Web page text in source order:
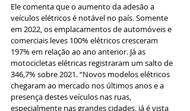
Ele comenta que o aumento da adesão a
veículos elétricos é notável no país. Somente
em 2022, os emplacamentos de automóveis e
comerciais leves 100% elétricos cresceram
197% em relação ao ano anterior. Já as
motocicletas elétricas registraram um salto de
346,7% sobre 2021. “Novos modelos elétricos
chegaram ao mercado nos últimos anos e a
presença destes veículos nas ruas,
especialmente nas grandes cidades, já é vista